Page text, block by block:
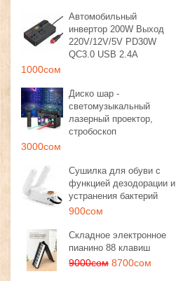
Автомобильный
инвертор 200W Выход
220V/12V/5V PD30W
QC3.0 USB 2.4A
1000сом
Диско шар -
светомузыкальный
лазерный проектор,
стробоскоп
3000сом
Сушилка для обуви с
функцией дезодорации и
устранения бактерий
900сом
Складное электронное
пианино 88 клавиш
9000сом 8700сом